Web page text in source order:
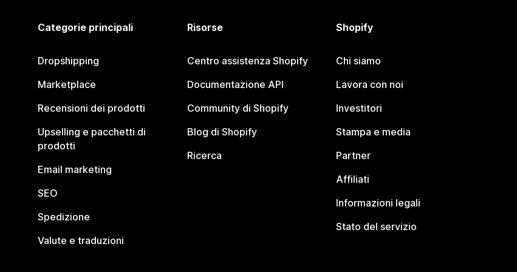
Categorie principali
Dropshipping
Marketplace
Recensioni dei prodotti
Upselling e pacchetti di
prodotti
Email marketing
SEO
Spedizione
Valute e traduzioni
Risorse
Centro assistenza Shopify
Documentazione API
Community di Shopify
Blog di Shopify
Ricerca
Shopify
Chi siamo
Lavora con noi
Investitori
Stampa e media
Partner
Affiliati
Informazioni legali
Stato del servizio